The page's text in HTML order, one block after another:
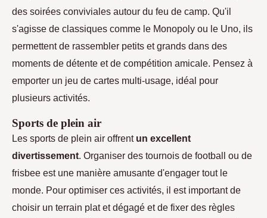
des soirées conviviales autour du feu de camp. Qu'il
s'agisse de classiques comme le Monopoly ou le Uno, ils
permettent de rassembler petits et grands dans des
moments de détente et de compétition amicale. Pensez à
emporter un jeu de cartes multi-usage, idéal pour
plusieurs activités.
Sports de plein air
Les sports de plein air offrent un excellent
divertissement. Organiser des tournois de football ou de
frisbee est une manière amusante d'engager tout le
monde. Pour optimiser ces activités, il est important de
choisir un terrain plat et dégagé et de fixer des règles